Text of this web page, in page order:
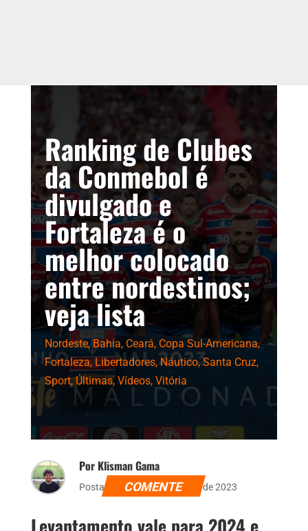
Ranking de Clubes
da Conmebol é
divulgado e
Fortaleza é o
melhor colocado
entre nordestinos;
veja lista
Nordeste, Bahia, Ceará, Copa Sul-Americana,
Fortaleza,Libertadores, Náutico,Santa Cruz,
Sport,Últimas, Vídeos, Vitória
Por Klisman Gama
Postado dia 18 de dezembro de 2023
COMENTE
Levantamento vale para 2024 e